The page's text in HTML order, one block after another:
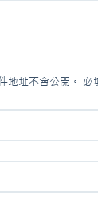
地址不會公開。 必